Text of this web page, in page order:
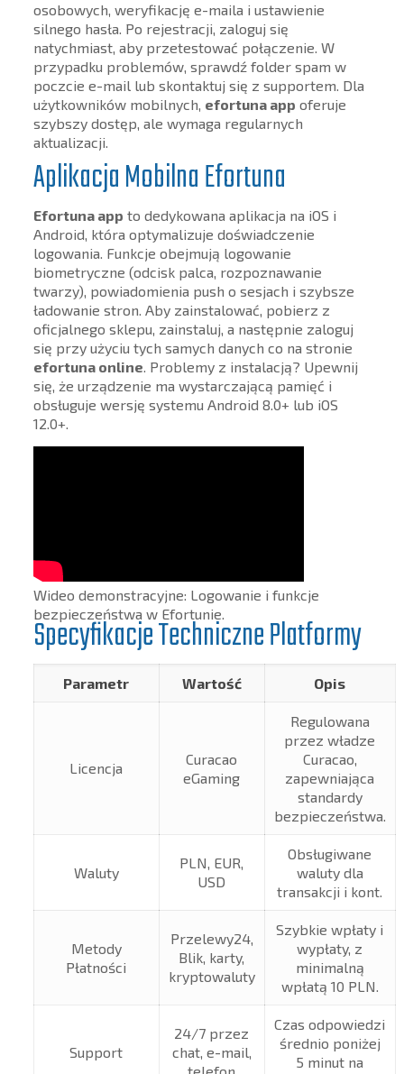
osobowych, weryfikację e-maila i ustawienie
silnego hasła. Po rejestracji, zaloguj się
natychmiast, aby przetestować połączenie. W
przypadku problemów, sprawdź folder spam w
poczcie e-mail lub skontaktuj się z supportem. Dla
użytkowników mobilnych, efortuna app oferuje
szybszy dostęp, ale wymaga regularnych
aktualizacji.
Aplikacja Mobilna Efortuna
Efortuna app to dedykowana aplikacja na iOS i
Android, która optymalizuje doświadczenie
logowania. Funkcje obejmują logowanie
biometryczne (odcisk palca, rozpoznawanie
twarzy), powiadomienia push o sesjach i szybsze
ładowanie stron. Aby zainstalować, pobierz z
oficjalnego sklepu, zainstaluj, a następnie zaloguj
się przy użyciu tych samych danych co na stronie
efortuna online. Problemy z instalacją? Upewnij
się, że urządzenie ma wystarczającą pamięć i
obsługuje wersję systemu Android 8.0+ lub iOS
12.0+.
Wideo demonstracyjne: Logowanie i funkcje
bezpieczeństwa w Efortunie.
Specyfikacje Techniczne Platformy
Parametr Wartość Opis
Licencja
Curacao
eGaming
Regulowana
przez władze
Curacao,
zapewniająca
standardy
bezpieczeństwa.
Waluty
PLN, EUR,
USD
Obsługiwane
waluty dla
transakcji i kont.
Metody
Płatności
Przelewy24,
Blik, karty,
kryptowaluty
Szybkie wpłaty i
wypłaty, z
minimalną
wpłatą 10 PLN.
Support
24/7 przez
chat, e-mail,
Czas odpowiedzi
średnio poniżej
5 minut na